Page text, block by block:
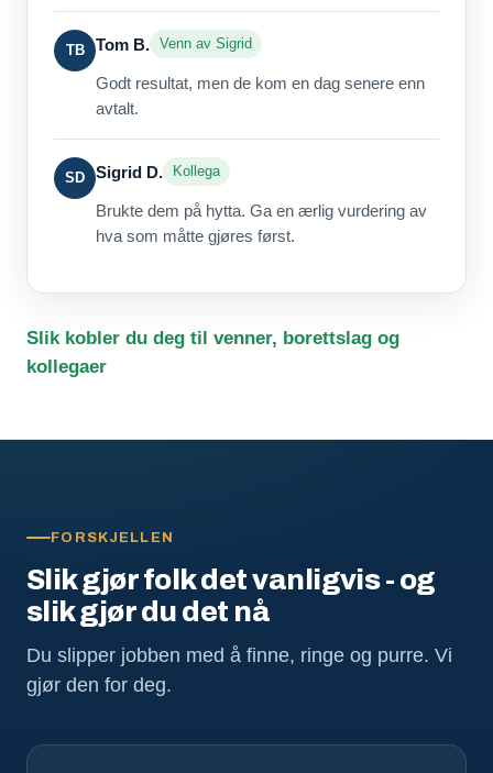
TB Tom B. Venn av Sigrid
Godt resultat, men de kom en dag senere enn
avtalt.
SD Sigrid D. Kollega
Brukte dem på hytta. Ga en ærlig vurdering av
hva som måtte gjøres først.
Slik kobler du deg til venner, borettslag og
kollegaer
FORSKJELLEN
Slik gjør folk det vanligvis - og
slik gjør du det nå
Du slipper jobben med å finne, ringe og purre. Vi
gjør den for deg.